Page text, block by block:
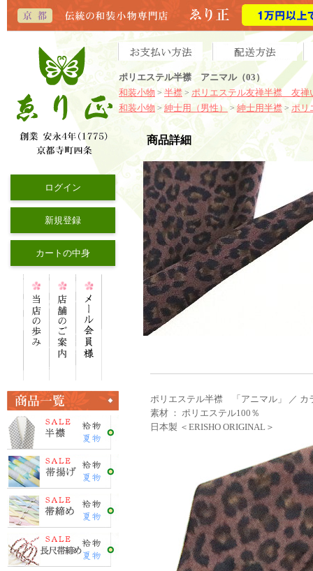
ポリエステル半襟 アニマル（03）
和装小物 > 半襟 > ポリエステル友禅半襟 友禅
和装小物 >紳士用（男性） > 紳士用半襟 > ポリ
ログイン
新規登録
カートの中身
商品詳細
ポリエステル半襟 「アニマル」 ／ カ
素材 ： ポリエステル100％
日本製 ＜ERISHO ORIGINAL＞